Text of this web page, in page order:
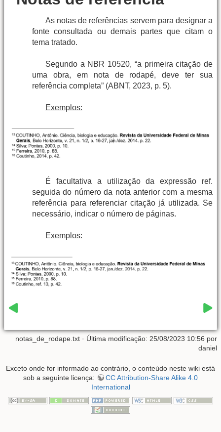
As notas de referências servem para designar a
fonte consultada ou demais partes que citam o
tema tratado.
Segundo a NBR 10520, “a primeira citação de
uma obra, em nota de rodapé, deve ter sua
referência completa” (ABNT, 2023, p. 5).
Exemplos:
É facultativa a utilização da expressão ref.
seguida do número da nota anterior com a mesma
referência para referenciar citação já utilizada. Se
necessário, indicar o número de páginas.
Exemplos:
notas_de_rodape.txt · Última modificação: 25/08/2023 10:56 por
daniel
Exceto onde for informado ao contrário, o conteúdo neste wiki está
sob a seguinte licença:
CC Attribution-Share Alike 4.0
International